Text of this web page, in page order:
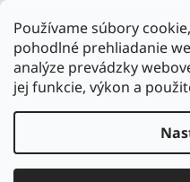
Používame súbory
pohodlné prehliadanie
analýze prevádzky
jej funkcie, výkon a